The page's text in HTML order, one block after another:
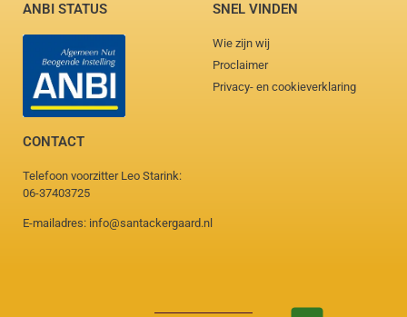
ANBI STATUS SNEL VINDEN
Wie zijn wij
Proclaimer
Privacy- en cookieverklaring
CONTACT
Telefoon voorzitter Leo Starink:
06-37403725
E-mailadres: info@santackergaard.nl